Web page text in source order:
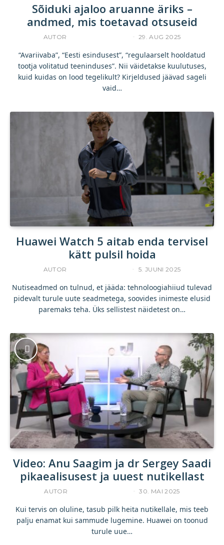
Sõiduki ajaloo aruanne äriks –
andmed, mis toetavad otsuseid
AUTOR 29. AUG 2025
“Avariivaba”, “Eesti esindusest”, “regulaarselt hooldatud
tootja volitatud teeninduses”. Nii väidetakse kuulutuses,
kuid kuidas on lood tegelikult? Kirjeldused jäävad sageli
vaid…
Huawei Watch 5 aitab enda tervisel
kätt pulsil hoida
AUTOR 5. JUUNI 2025
Nutiseadmed on tulnud, et jääda: tehnoloogiahiiud tulevad
pidevalt turule uute seadmetega, soovides inimeste elusid
paremaks teha. Üks sellistest näidetest on…
Video: Anu Saagim ja dr Sergey Saadi
pikaealisusest ja uuest nutikellast
AUTOR 30. MAI 2025
Kui tervis on oluline, tasub pilk heita nutikellale, mis teeb
palju enamat kui sammude lugemine. Huawei on toonud
turule uue…